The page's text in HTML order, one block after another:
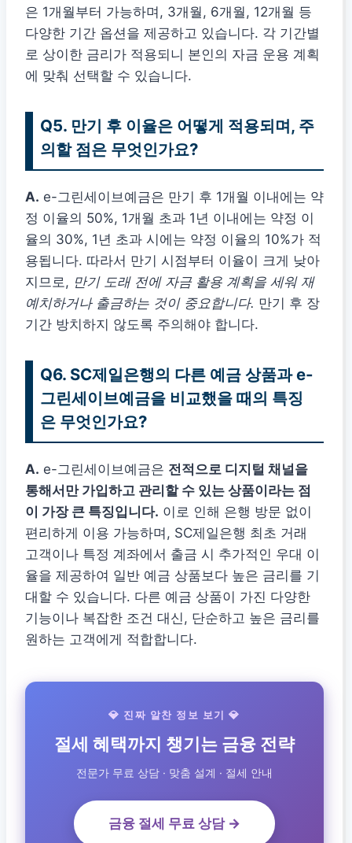
은 1개월부터 가능하며, 3개월, 6개월, 12개월 등
다양한 기간 옵션을 제공하고 있습니다. 각 기간별
로 상이한 금리가 적용되니 본인의 자금 운용 계획
에 맞춰 선택할 수 있습니다.
Q5. 만기 후 이율은 어떻게 적용되며, 주
의할 점은 무엇인가요?
A. e-그린세이브예금은 만기 후 1개월 이내에는 약
정 이율의 50%, 1개월 초과 1년 이내에는 약정 이
율의 30%, 1년 초과 시에는 약정 이율의 10%가 적
용됩니다. 따라서 만기 시점부터 이율이 크게 낮아
지므로, 만기 도래 전에 자금 활용 계획을 세워 재
예치하거나 출금하는 것이 중요합니다. 만기 후 장
기간 방치하지 않도록 주의해야 합니다.
Q6. SC제일은행의 다른 예금 상품과 e-
그린세이브예금을 비교했을 때의 특징
은 무엇인가요?
A. e-그린세이브예금은 전적으로 디지털 채널을
통해서만 가입하고 관리할 수 있는 상품이라는 점
이 가장 큰 특징입니다. 이로 인해 은행 방문 없이
편리하게 이용 가능하며, SC제일은행 최초 거래
고객이나 특정 계좌에서 출금 시 추가적인 우대 이
율을 제공하여 일반 예금 상품보다 높은 금리를 기
대할 수 있습니다. 다른 예금 상품이 가진 다양한
기능이나 복잡한 조건 대신, 단순하고 높은 금리를
원하는 고객에게 적합합니다.
💎 진짜 알찬 정보 보기 💎
절세 혜택까지 챙기는 금융 전략
전문가 무료 상담 · 맞춤 설계 · 절세 안내
금융 절세 무료 상담 →